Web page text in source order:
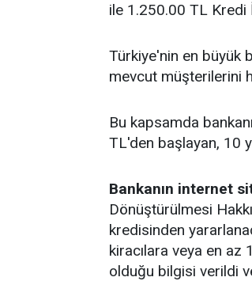
ile 1.250.00 TL Kredi
Türkiye'nin en büyük
mevcut müşterilerini
Bu kapsamda
TL'den başlayan, 10
Bankanın internet
Dönüştürülmesi
kredisinden
kiracılara veya en az
olduğu bilgisi verildi